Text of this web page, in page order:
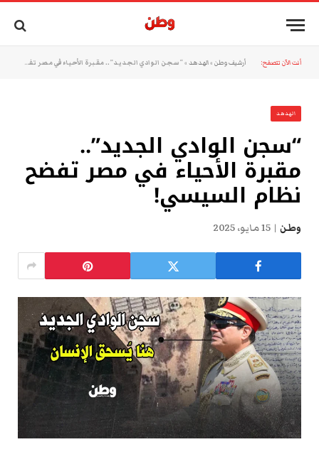
أنت الآن تتصفح: أرشيف وطن »الهدهد »“سجن الوادي الجديد”.. مقبرة الأحياء في مصر تفضح نظام السيسي!
الهدهد
“سجن الوادي الجديد”..
مقبرة الأحياء في مصر تفضح
نظام السيسي!
وطن 15 مايو، 2025